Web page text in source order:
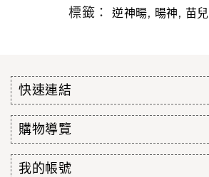
標籤： 逆神暘, 暘神, 苗兒
快速連結
購物導覽
我的帳號